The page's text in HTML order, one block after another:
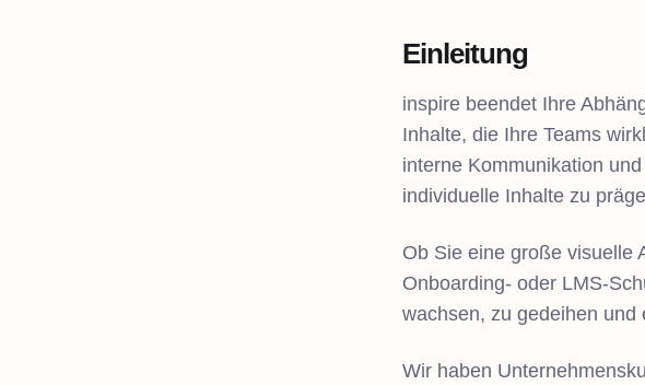
Einleitung
inspire beendet Ihre
Inhalte, die Ihre Teams
interne Kommunikation
individuelle Inhalte zu
Ob Sie eine große visuelle
Onboarding- oder LMS-
wachsen, zu gedeihen und
Wir haben